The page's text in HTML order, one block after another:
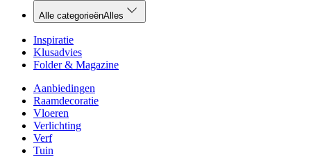
Alle categorieënAlles
Inspiratie
Klusadvies
Folder & Magazine
Aanbiedingen
Raamdecoratie
Vloeren
Verlichting
Verf
Tuin